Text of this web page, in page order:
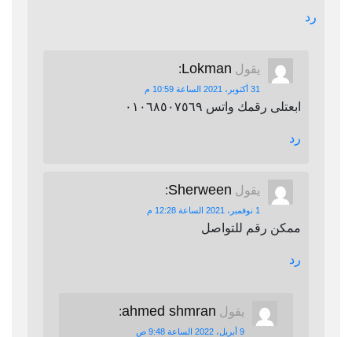
رد
يقول Lokman
:
31 أكتوبر، 2021 الساعة 10:59 م
ابعتلى رقمك واتس ٠١٠٦٨٥٠٧٥٦٩
رد
يقول Sherween
:
1 نوفمبر، 2021 الساعة 12:28 م
ممكن رقم للتواصل
رد
يقول ahmed shmran
:
9 أبريل، 2022 الساعة 9:48 ص